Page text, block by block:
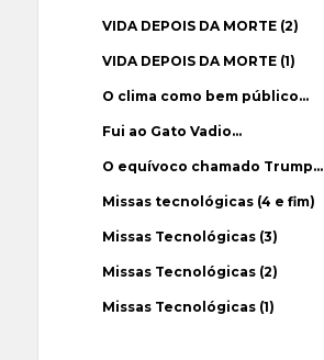
VIDA DEPOIS DA MORTE (2)
VIDA DEPOIS DA MORTE (1)
O clima como bem público…
Fui ao Gato Vadio…
O equívoco chamado Trump…
Missas tecnológicas (4 e fim)
Missas Tecnológicas (3)
Missas Tecnológicas (2)
Missas Tecnológicas (1)